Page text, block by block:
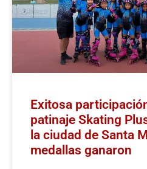
Exitosa
patinaje Skating
la ciudad de Santa
medallas ganaron